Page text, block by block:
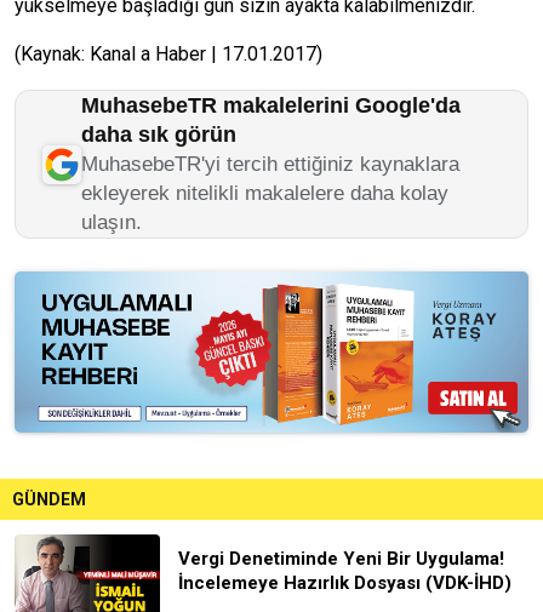
yükselmeye başladığı gün sizin ayakta kalabilmenizdir.
(Kaynak: Kanal a Haber | 17.01.2017)
MuhasebeTR makalelerini Google'da
daha sık görün
MuhasebeTR'yi tercih ettiğiniz kaynaklara
ekleyerek nitelikli makalelere daha kolay
ulaşın.
GÜNDEM
Vergi Denetiminde Yeni Bir Uygulama!
İncelemeye Hazırlık Dosyası (VDK-İHD)